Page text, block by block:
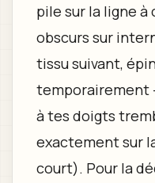
pile sur la ligne
obscurs sur
tissu suivant,
temporairement
à tes doigts
exactement sur
court). Pour la